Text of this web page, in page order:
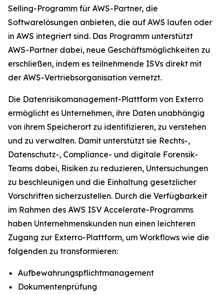
Selling-Programm für AWS-Partner, die
Softwarelösungen anbieten, die auf AWS laufen oder
in AWS integriert sind. Das Programm unterstützt
AWS-Partner dabei, neue Geschäftsmöglichkeiten zu
erschließen, indem es teilnehmende ISVs direkt mit
der AWS-Vertriebsorganisation vernetzt.
Die Datenrisikomanagement-Plattform von Exterro
ermöglicht es Unternehmen, ihre Daten unabhängig
von ihrem Speicherort zu identifizieren, zu verstehen
und zu verwalten. Damit unterstützt sie Rechts-,
Datenschutz-, Compliance- und digitale Forensik-
Teams dabei, Risiken zu reduzieren, Untersuchungen
zu beschleunigen und die Einhaltung gesetzlicher
Vorschriften sicherzustellen. Durch die Verfügbarkeit
im Rahmen des AWS ISV Accelerate-Programms
haben Unternehmenskunden nun einen leichteren
Zugang zur Exterro-Plattform, um Workflows wie die
folgenden zu transformieren:
Aufbewahrungspflichtmanagement
Dokumentenprüfung